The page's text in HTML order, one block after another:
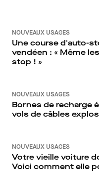
NOUVEAUX USAGES
Une course d'auto-
vendéen : « Même
stop ! »
NOUVEAUX USAGES
Bornes de recharge
vols de câbles
NOUVEAUX USAGES
Votre vieille voiture
Voici comment elle